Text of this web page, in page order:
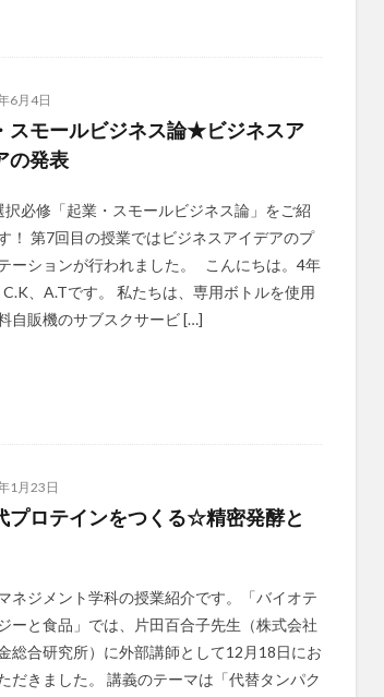
6月4日
スモールビジネス論★ビジネスア
の発表
択必修「起業・スモールビジネス論」をご紹
！ 第7回目の授業ではビジネスアイデアのプ
ーションが行われました。 こんにちは。4年
、A.Tです。 私たちは、専用ボトルを使用
自販機のサブスクサービ […]
1月23日
プロテインをつくる☆精密発酵と
ネジメント学科の授業紹介です。「バイオテ
ーと食品」では、片田百合子先生（株式会社
総合研究所）に外部講師として12月18日にお
だきました。 講義のテーマは「代替タンパク